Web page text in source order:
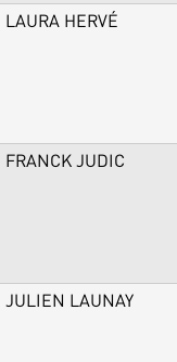
LAURA HERVÉ
FRANCK JUDIC
JULIEN LAUNAY